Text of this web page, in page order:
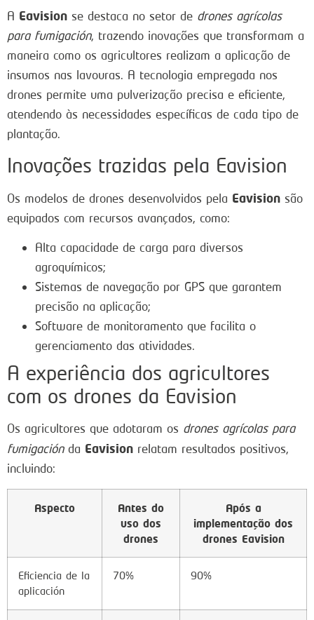
A Eavision se destaca no setor de drones agrícolas
para fumigación, trazendo inovações que transformam a
maneira como os agricultores realizam a aplicação de
insumos nas lavouras. A tecnologia empregada nos
drones permite uma pulverização precisa e eficiente,
atendendo às necessidades específicas de cada tipo de
plantação.
Inovações trazidas pela Eavision
Os modelos de drones desenvolvidos pela Eavision são
equipados com recursos avançados, como:
Alta capacidade de carga para diversos
agroquímicos;
Sistemas de navegação por GPS que garantem
precisão na aplicação;
Software de monitoramento que facilita o
gerenciamento das atividades.
A experiência dos agricultores
com os drones da Eavision
Os agricultores que adotaram os drones agrícolas para
fumigaciónda Eavision relatam resultados positivos,
incluindo:
Aspecto
Antes do
uso dos
drones
Após a
implementação dos
drones Eavision
Eficiencia de la
aplicación
70% 90%